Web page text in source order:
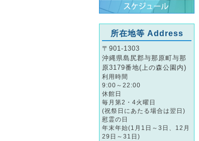
所在地等 Address
〒901-1303
沖縄県島尻郡与那原町与那
原3179番地(上の森公園内)
利用時間
9:00～22:00
休館日
毎月第2・4火曜日
(祝祭日にあたる場合は翌日)
慰霊の日
年末年始(1月1日～3日、12月
29日～31日)